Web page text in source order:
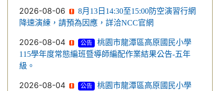
2026-08-06
8月13日14:30至15:00防空演習行網
降速演練，請預為因應，詳洽NCC官網
2026-08-04 公告
桃園市龍潭區高原國民小學
115學年度常態編班暨導師編配作業結果公告-五年
級。
2026-08-04 公告
桃園市龍潭區高原國民小學